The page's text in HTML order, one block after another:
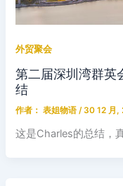
外贸聚会
第二届深圳湾群英
结
作者： 表姐物语/30 12 月,
这是Charles的总结，